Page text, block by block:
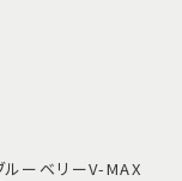
ルーベリーV-MAX